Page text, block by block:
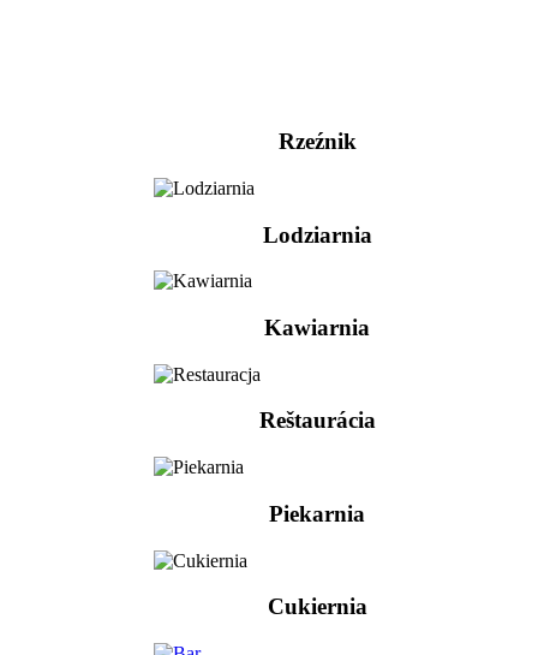
Rzeźnik
Lodziarnia
Kawiarnia
Reštaurácia
Piekarnia
Cukiernia